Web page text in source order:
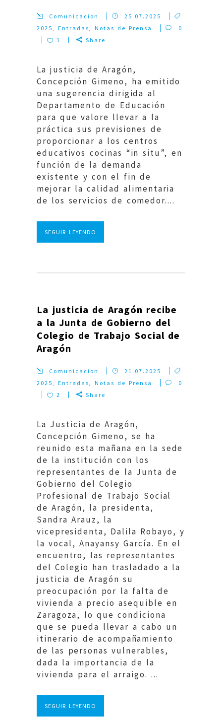
Comunicacion
25.07.2025
2025,Entradas, Notas de Prensa
0
1
Share
La justicia de Aragón,
Concepción Gimeno, ha emitido
una sugerencia dirigida al
Departamento de Educación
para que valore llevar a la
práctica sus previsiones de
proporcionar a los centros
educativos cocinas “in situ”, en
función de la demanda
existente y con el fin de
mejorar la calidad alimentaria
de los servicios de comedor....
SEGUIR LEYENDO
La justicia de Aragón recibe
a la Junta de Gobierno del
Colegio de Trabajo Social de
Aragón
Comunicacion
21.07.2025
2025,Entradas, Notas de Prensa
0
2
Share
La Justicia de Aragón,
Concepción Gimeno, se ha
reunido esta mañana en la sede
de la institución con los
representantes de la Junta de
Gobierno del Colegio
Profesional de Trabajo Social
de Aragón, la presidenta,
Sandra Arauz, la
vicepresidenta, Dalila Robayo, y
la vocal, Anayansy García. En el
encuentro, las representantes
del Colegio han trasladado a la
justicia de Aragón su
preocupación por la falta de
vivienda a precio asequible en
Zaragoza, lo que condiciona
que se pueda llevar a cabo un
itinerario de acompañamiento
de las personas vulnerables,
dada la importancia de la
vivienda para el arraigo. ...
SEGUIR LEYENDO